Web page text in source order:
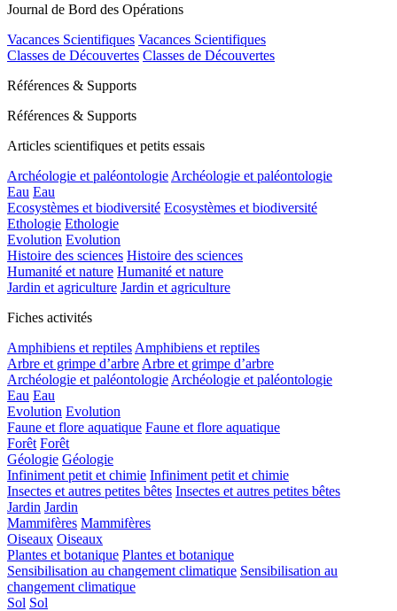
Journal de Bord des Opérations
Vacances Scientifiques Vacances Scientifiques
Classes de Découvertes Classes de Découvertes
Références & Supports
Références & Supports
Articles scientifiques et petits essais
Archéologie et paléontologie Archéologie et paléontologie
Eau Eau
Ecosystèmes et biodiversité Ecosystèmes et biodiversité
Ethologie Ethologie
Evolution Evolution
Histoire des sciences Histoire des sciences
Humanité et nature Humanité et nature
Jardin et agriculture Jardin et agriculture
Fiches activités
Amphibiens et reptiles Amphibiens et reptiles
Arbre et grimpe d’arbre Arbre et grimpe d’arbre
Archéologie et paléontologie Archéologie et paléontologie
Eau Eau
Evolution Evolution
Faune et flore aquatique Faune et flore aquatique
Forêt Forêt
Géologie Géologie
Infiniment petit et chimie Infiniment petit et chimie
Insectes et autres petites bêtes Insectes et autres petites bêtes
Jardin Jardin
Mammifères Mammifères
Oiseaux Oiseaux
Plantes et botanique Plantes et botanique
Sensibilisation au changement climatique Sensibilisation au
changement climatique
Sol Sol